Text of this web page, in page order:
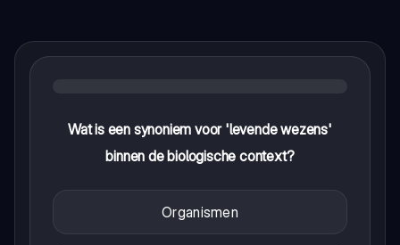
Wat is een synoniem voor 'levende wezens'
binnen de biologische context?
Organismen